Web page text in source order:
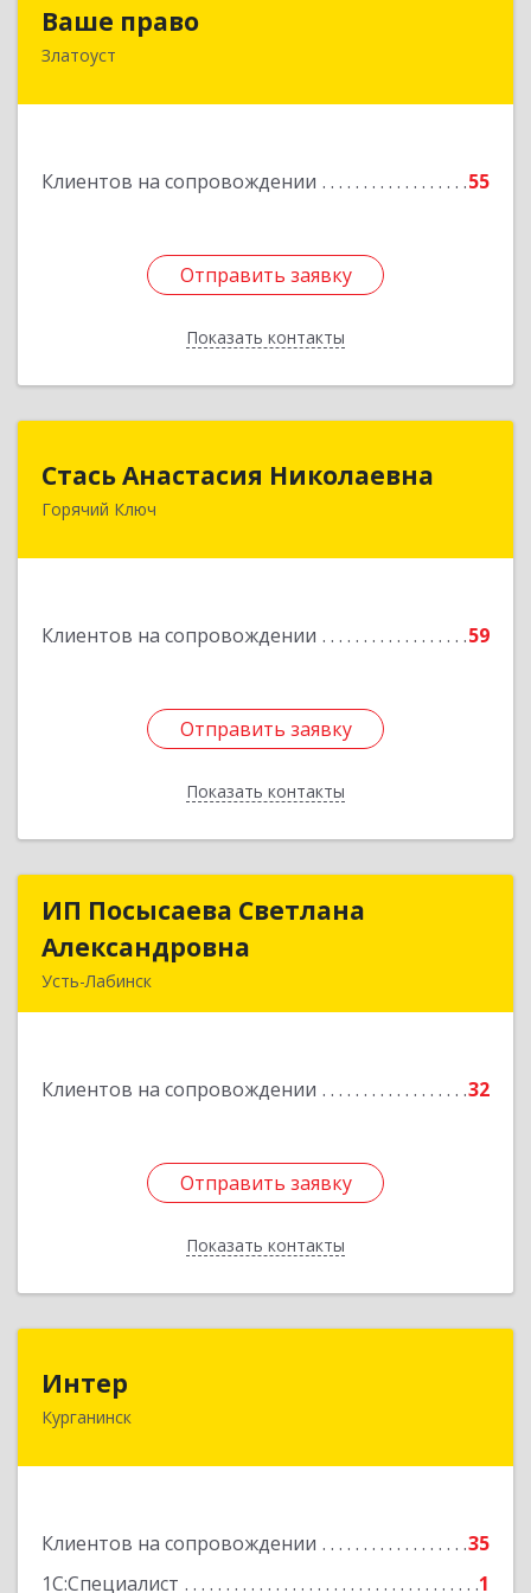
Ваше право
Златоуст
Клиентов на сопровождении 55
Отправить заявку
Показать контакты
Отправить заявку
Назад
Стась Анастасия Николаевна
Горячий Ключ
Клиентов на сопровождении 59
Отправить заявку
Показать контакты
353290, г. Горячий Ключ, ул. Ленина, д. 242,
Отправить заявку
Назад
ИП Посысаева Светлана
Александровна
Усть-Лабинск
Клиентов на сопровождении 32
Отправить заявку
Показать контакты
ИП Посысаева Светлана
Подробнее
Отправить заявку
Назад
Интер
Курганинск
Клиентов на сопровождении
35
1С:Специалист
1
352430, Краснодарский край, Курганинск г,